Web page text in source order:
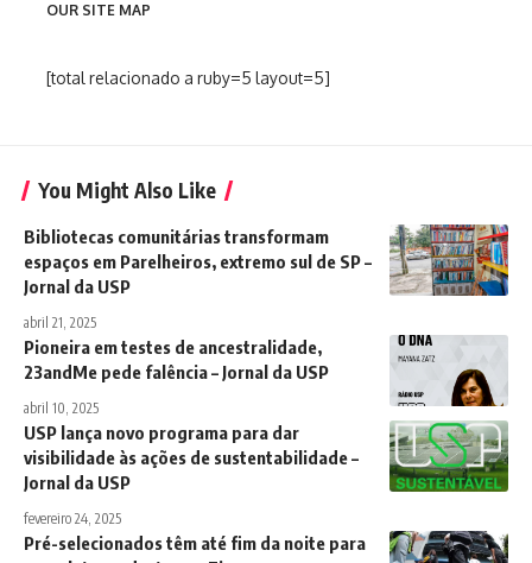
OUR SITE MAP
[total relacionado a ruby=5 layout=5]
You Might Also Like
Bibliotecas comunitárias transformam
espaços em Parelheiros, extremo sul de SP –
Jornal da USP
abril 21, 2025
Pioneira em testes de ancestralidade,
23andMe pede falência – Jornal da USP
abril 10, 2025
USP lança novo programa para dar
visibilidade às ações de sustentabilidade –
Jornal da USP
fevereiro 24, 2025
Pré-selecionados têm até fim da noite para